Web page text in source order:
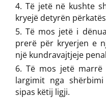
Të jetë në kushte
kryejë detyrën
Të mos jetë i
prerë për kryerjen e
një kundravajtjeje
Të mos jetë
largimit nga
sipas këtij ligji.